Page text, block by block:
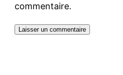
commentaire.